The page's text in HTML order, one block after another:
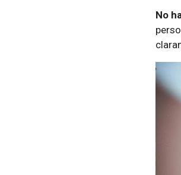
No